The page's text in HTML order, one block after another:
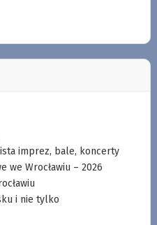
imprez, bale, koncerty
we Wrocławiu – 2026
i nie tylko